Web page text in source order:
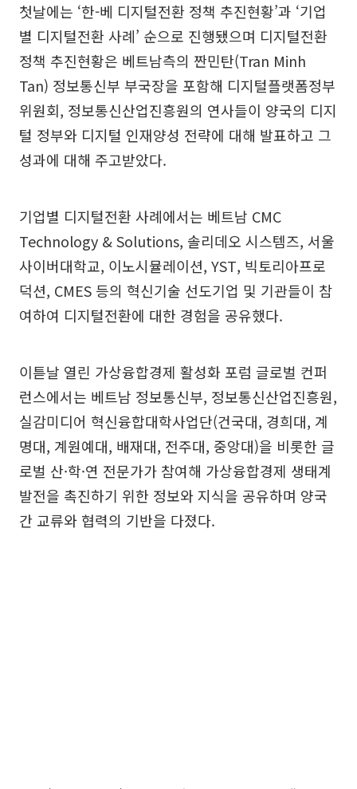
첫날에는 ‘한-베 디지털전환 정책 추진현황’과 ‘기업
별 디지털전환 사례’ 순으로 진행됐으며 디지털전환
정책 추진현황은 베트남측의 짠민탄(Tran Minh
Tan) 정보통신부 부국장을 포함해 디지털플랫폼정부
위원회, 정보통신산업진흥원의 연사들이 양국의 디지
털 정부와 디지털 인재양성 전략에 대해 발표하고 그
성과에 대해 주고받았다.
기업별 디지털전환 사례에서는 베트남 CMC
Technology & Solutions, 솔리데오 시스템즈, 서울
사이버대학교, 이노시뮬레이션, YST, 빅토리아프로
덕션, CMES 등의 혁신기술 선도기업 및 기관들이 참
여하여 디지털전환에 대한 경험을 공유했다.
이튿날 열린 가상융합경제 활성화 포럼 글로벌 컨퍼
런스에서는 베트남 정보통신부, 정보통신산업진흥원,
실감미디어 혁신융합대학사업단(건국대, 경희대, 계
명대, 계원예대, 배재대, 전주대, 중앙대)을 비롯한 글
로벌 산·학·연 전문가가 참여해 가상융합경제 생태계
발전을 촉진하기 위한 정보와 지식을 공유하며 양국
간 교류와 협력의 기반을 다졌다.